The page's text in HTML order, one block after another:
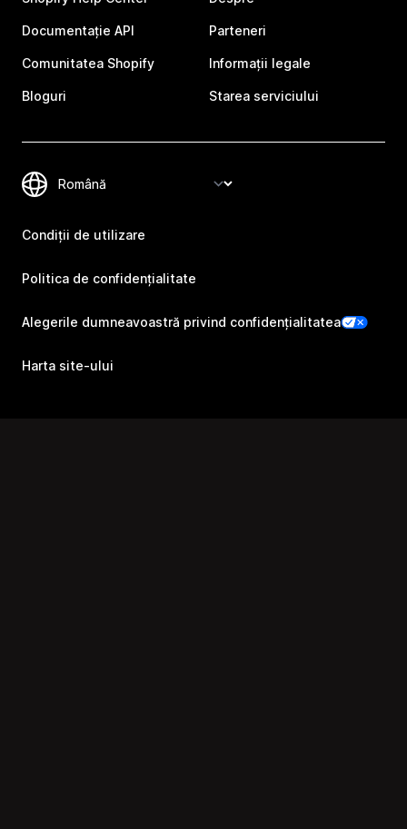
Documentație API
Comunitatea Shopify
Bloguri
Parteneri
Informații legale
Starea serviciului
Condiții de utilizare
Politica de confidențialitate
Alegerile dumneavoastră privind confidențialitatea
Harta site-ului